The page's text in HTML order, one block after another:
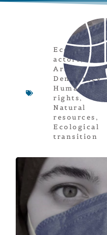
Economical
actors,
Article,
Democracy,
Human
rights,
Natural
resources ,
Ecological
transition